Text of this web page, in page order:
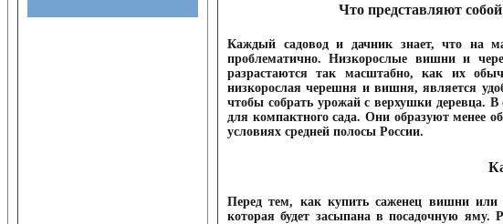
Что представляют
Каждый садовод и дачник знает, что на
проблематично. Низкорослые вишни и
разрастаются так масштабно, как их
низкорослая черешня и вишня, является
чтобы собрать урожай с верхушки деревца.
для компактного сада. Они образуют менее
условиях средней полосы России.
Перед тем, как купить саженец вишни или
которая будет засыпана в посадочную яму.